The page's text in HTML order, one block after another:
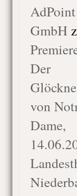
AdPoint
GmbH
Der
von
Dame,